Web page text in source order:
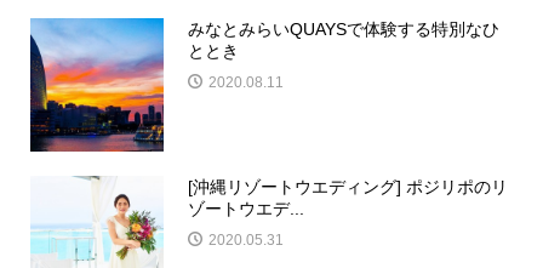
みなとみらいQUAYSで体験する特別なひ
ととき
2020.08.11
[沖縄リゾートウエディング] ポジリポのリ
ゾートウエデ...
2020.05.31